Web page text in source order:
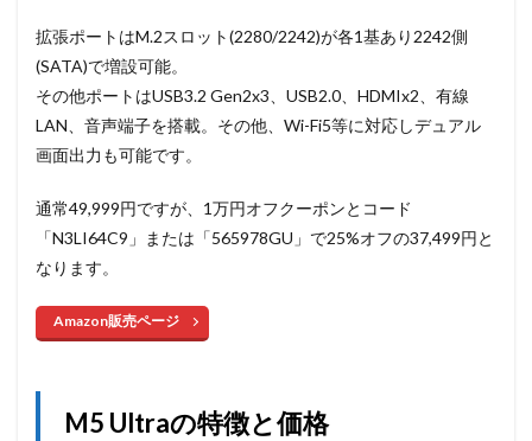
拡張ポートはM.2スロット(2280/2242)が各1基あり2242側
(SATA)で増設可能。
その他ポートはUSB3.2 Gen2x3、USB2.0、HDMIx2、有線
LAN、音声端子を搭載。その他、Wi-Fi5等に対応しデュアル
画面出力も可能です。
通常49,999円ですが、1万円オフクーポンとコード
「N3LI64C9」または「565978GU」で25%オフの37,499円と
なります。
Amazon販売ページ
M5 Ultraの特徴と価格